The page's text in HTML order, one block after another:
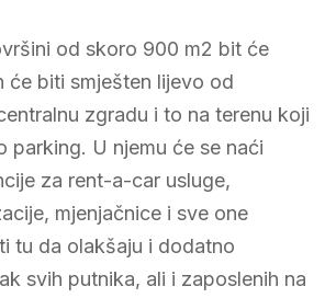
od skoro 900 m2 bit će
će biti smješten lijevo od
zgradu i to na terenu koji
parking. U njemu će se naći
za rent-a-car usluge,
mjenjačnice i sve one
tu da olakšaju i dodatno
svih putnika, ali i zaposlenih na